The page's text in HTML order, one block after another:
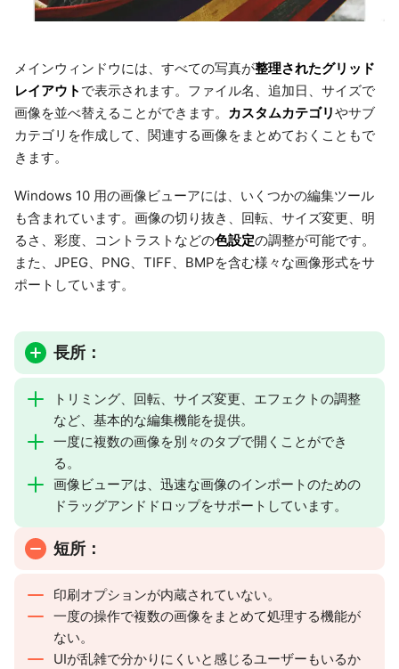
メインウィンドウには、すべての写真が整理されたグリッド
レイアウト で表示されます。ファイル名、追加日、サイズで
画像を並べ替えることができます。 カスタムカテゴリやサブ
カテゴリを作成して、関連する画像をまとめておくこともで
きます。
Windows 10 用の画像ビューアには、いくつかの編集ツール
も含まれています。画像の切り抜き、回転、サイズ変更、明
るさ、彩度、コントラストなどの色設定の調整が可能です。
また、JPEG、PNG、TIFF、BMPを含む様々な画像形式をサ
ポートしています。
長所：
トリミング、回転、サイズ変更、エフェクトの調整
など、基本的な編集機能を提供。
一度に複数の画像を別々のタブで開くことができ
る。
画像ビューアは、迅速な画像のインポートのための
ドラッグアンドドロップをサポートしています。
短所：
印刷オプションが内蔵されていない。
一度の操作で複数の画像をまとめて処理する機能が
ない。
UIが乱雑で分かりにくいと感じるユーザーもいるか